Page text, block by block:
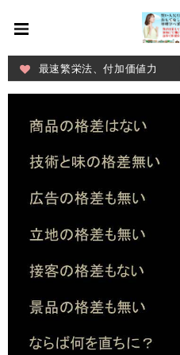
最速繁栄法、付加価値力